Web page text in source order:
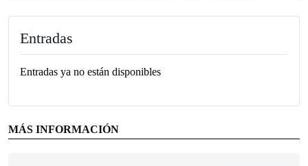
Entradas
Entradas ya no están disponibles
MÁS INFORMACIÓN